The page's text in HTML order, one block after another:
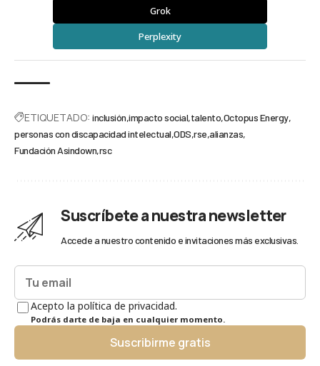
Grok
Perplexity
ETIQUETADO: inclusión impacto social talento Octopus Energy
personas con discapacidad intelectual ODS rse alianzas
Fundación Asindown rsc
Suscríbete a nuestra newsletter
Accede a nuestro contenido e invitaciones más exclusivas.
Acepto la política de privacidad.
Podrás darte de baja en cualquier momento.
Suscribirme gratis